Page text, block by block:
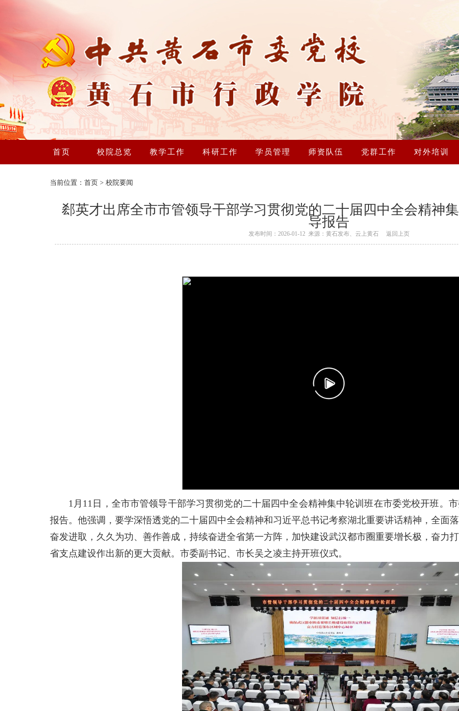
首页 校院总览 教学工作 科研工作 学员管理 师资队伍 党群工作 对外培训
当前位置： 首页 > 校院要闻
郄英才出席全市市管领导干部学习贯彻党的二十届四中全会精神
导报告
发布时间：2026-01-12 来源：黄石发布、云上黄石 返回上页
1月11日，全市市管领导干部学习贯彻党的二十届四中全会精神集中轮训班在市委党校开班。
报告。他强调，要学深悟透党的二十届四中全会精神和习近平总书记考察湖北重要讲话精神，全面
奋发进取，久久为功、善作善成，持续奋进全省第一方阵，加快建设武汉都市圈重要增长极，奋力
省支点建设作出新的更大贡献。市委副书记、市长吴之凌主持开班仪式。